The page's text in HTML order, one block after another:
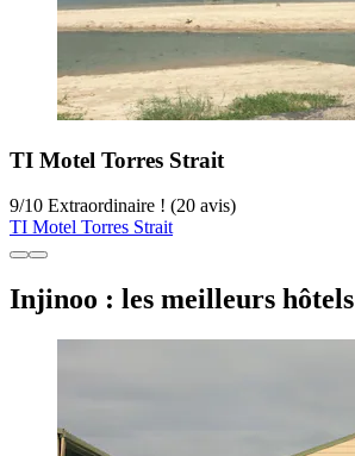
TI Motel Torres Strait
9/10 Extraordinaire ! (20 avis)
TI Motel Torres Strait
Injinoo : les meilleurs hôtels